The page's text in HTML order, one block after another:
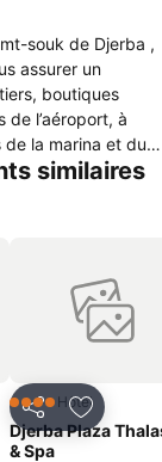
souk de Djerba ,
boutiques
l’aéroport, à
la marina et du
similaires
favoris
PartagerAjouter
4 ÉtoilesHôtel
Djerba Plaza
& Spa